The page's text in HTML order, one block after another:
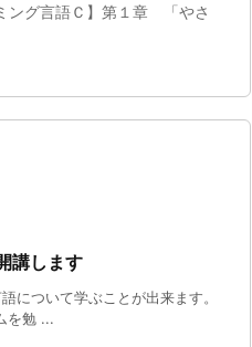
ング言語Ｃ】第１章 「やさ
講します
について学ぶことが出来ます。
を勉 ...